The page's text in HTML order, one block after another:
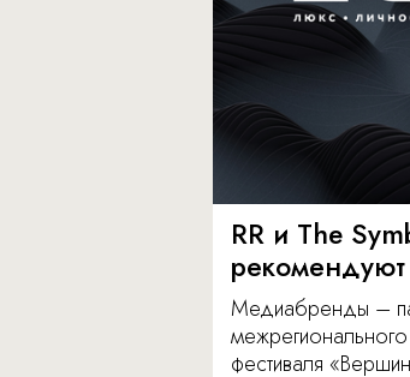
RR и The
рекомендуют
Медиабренды –
межрегионального
фестиваля